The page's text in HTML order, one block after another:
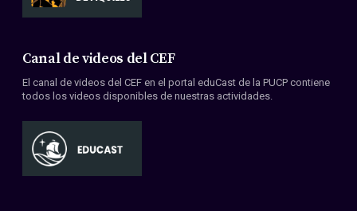
Canal de videos del CEF
El canal de videos del CEF en el portal eduCast de la PUCP contiene
todos los videos disponibles de nuestras actividades.